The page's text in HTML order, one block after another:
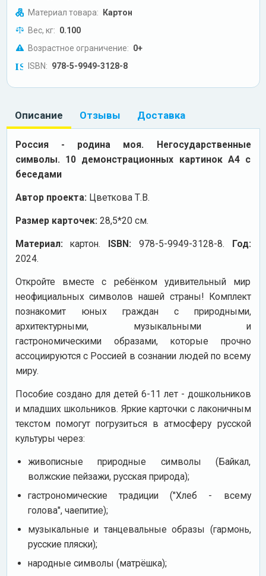
Материал товара: Картон
Вес, кг: 0.100
Возрастное ограничение: 0+
ISBN: 978-5-9949-3128-8
Описание Отзывы Доставка
Россия - родина моя. Негосударственные
символы. 10 демонстрационных картинок А4 с
беседами
Автор проекта: Цветкова Т.В.
Размер карточек: 28,5*20 см.
Материал:картон. ISBN: 978-5-9949-3128-8. Год:
2024.
Откройте вместе с ребёнком удивительный мир
неофициальных символов нашей страны! Комплект
познакомит юных граждан с природными,
архитектурными, музыкальными и
гастрономическими образами, которые прочно
ассоциируются с Россией в сознании людей по всему
миру.
Пособие создано для детей 6-11 лет - дошкольников
и младших школьников. Яркие карточки с лаконичным
текстом помогут погрузиться в атмосферу русской
культуры через:
живописные природные символы (Байкал,
волжские пейзажи, русская природа);
гастрономические традиции ("Хлеб - всему
голова", чаепитие);
музыкальные и танцевальные образы (гармонь,
русские пляски);
народные символы (матрёшка);